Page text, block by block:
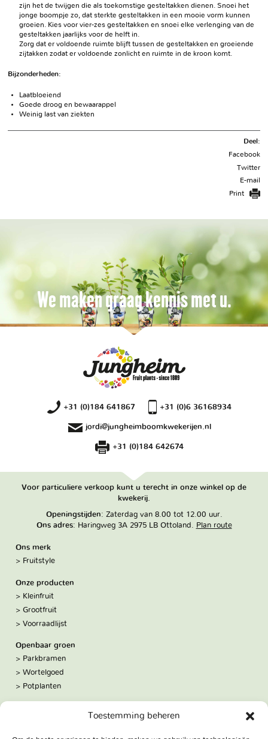
Toestemming beheren
zijn het de twijgen die als toekomstige gesteltakken dienen. Snoei het
jonge boompje zo, dat sterkte gesteltakken in een mooie vorm kunnen
groeien. Kies voor vier-zes gesteltakken en snoei elke verlenging van de
gesteltakken jaarlijks voor de helft in.
Zorg dat er voldoende ruimte blijft tussen de gesteltakken en groeiende
zijtakken zodat er voldoende zonlicht en ruimte in de kroon komt.
Bijzonderheden:
Laatbloeiend
Goede droog en bewaarappel
Weinig last van ziekten
Deel:
Facebook
Twitter
E-mail
Print
We maken graag kennis met u.
+31 (0)184 641867 +31 (0)6 36168934
jordi@jungheimboomkwekerijen.nl
+31 (0)184 642674
Voor particuliere verkoop kunt u terecht in onze winkel op de
kwekerij.
Openingstijden: Zaterdag van 8.00 tot 12.00 uur.
Ons adres: Haringweg 3A 2975 LB Ottoland. Plan route
Ons merk
Fruitstyle
Onze producten
Kleinfruit
Grootfruit
Voorraadlijst
Openbaar groen
Parkbramen
Wortelgoed
Potplanten